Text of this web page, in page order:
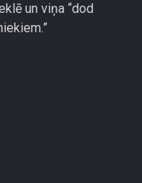
un viņa “dod